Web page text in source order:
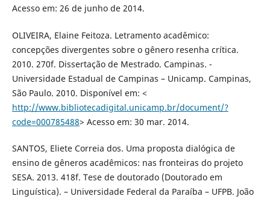
Acesso em: 26 de junho de 2014.
OLIVEIRA, Elaine Feitoza. Letramento acadêmico:
concepções divergentes sobre o gênero resenha crítica.
2010. 270f. Dissertação de Mestrado. Campinas. -
Universidade Estadual de Campinas – Unicamp. Campinas,
São Paulo. 2010. Disponível em: <
http://www.bibliotecadigital.unicamp.br/document/?
code=000785488> Acesso em: 30 mar. 2014.
SANTOS, Eliete Correia dos. Uma proposta dialógica de
ensino de gêneros acadêmicos: nas fronteiras do projeto
SESA. 2013. 418f. Tese de doutorado (Doutorado em
Linguística). – Universidade Federal da Paraíba – UFPB. João